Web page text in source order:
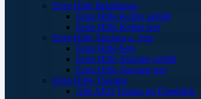
Erste Hilfe Behältnisse
Erste Hilfe-Koffer gefüllt
Erste Hilfe-Koffer leer
Erste Hilfe Taschen u. Sets
Erste Hilfe-Sets
Erste Hilfe-Taschen gefüllt
Erste Hilfe-Taschen leer
Erste Hilfe-Training
Alle AED Trainer im Überblick